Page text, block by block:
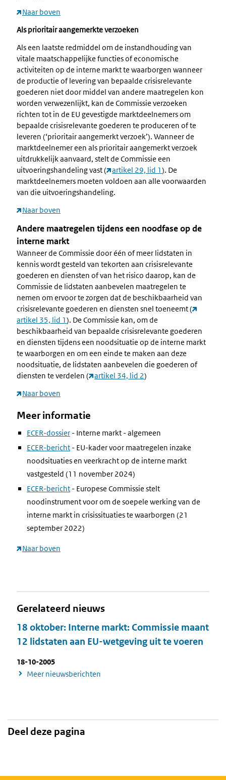
Naar boven
Als prioritair aangemerkte verzoeken
Als een laatste redmiddel om de instandhouding van
vitale maatschappelijke functies of economische
activiteiten op de interne markt te waarborgen wanneer
de productie of levering van bepaalde crisisrelevante
goederen niet door middel van andere maatregelen kon
worden verwezenlijkt, kan de Commissie verzoeken
richten tot in de EU gevestigde marktdeelnemers om
bepaalde crisisrelevante goederen te produceren of te
leveren (‘prioritair aangemerkt verzoek’). Wanneer de
marktdeelnemer een als prioritair aangemerkt verzoek
uitdrukkelijk aanvaard, stelt de Commissie een
uitvoeringshandeling vast (
artikel 29, lid 1). De
marktdeelnemers moeten voldoen aan alle voorwaarden
van die uitvoeringshandeling.
Naar boven
Andere maatregelen tijdens een noodfase op de
interne markt
Wanneer de Commissie door één of meer lidstaten in
kennis wordt gesteld van tekorten aan crisisrelevante
goederen en diensten of van het risico daarop, kan de
Commissie de lidstaten aanbevelen maatregelen te
nemen om ervoor te zorgen dat de beschikbaarheid van
crisisrelevante goederen en diensten snel toeneemt (
artikel 35, lid 1). De Commissie kan, om de
beschikbaarheid van bepaalde crisisrelevante goederen
en diensten tijdens een noodsituatie op de interne markt
te waarborgen en om een einde te maken aan deze
noodsituatie, de lidstaten aanbevelen die goederen of
diensten te verdelen (
artikel 34, lid 2)
Naar boven
Meer informatie
ECER-dossier - Interne markt - algemeen
ECER-bericht - EU-kader voor maatregelen inzake
noodsituaties en veerkracht op de interne markt
vastgesteld (11 november 2024)
ECER-bericht - Europese Commissie stelt
noodinstrument voor om de soepele werking van de
interne markt in crisissituaties te waarborgen (21
september 2022)
Naar boven
Gerelateerd nieuws
18 oktober: Interne markt: Commissie maant
12 lidstaten aan EU-wetgeving uit te voeren
18-10-2005
Meer nieuwsberichten
Deel deze pagina